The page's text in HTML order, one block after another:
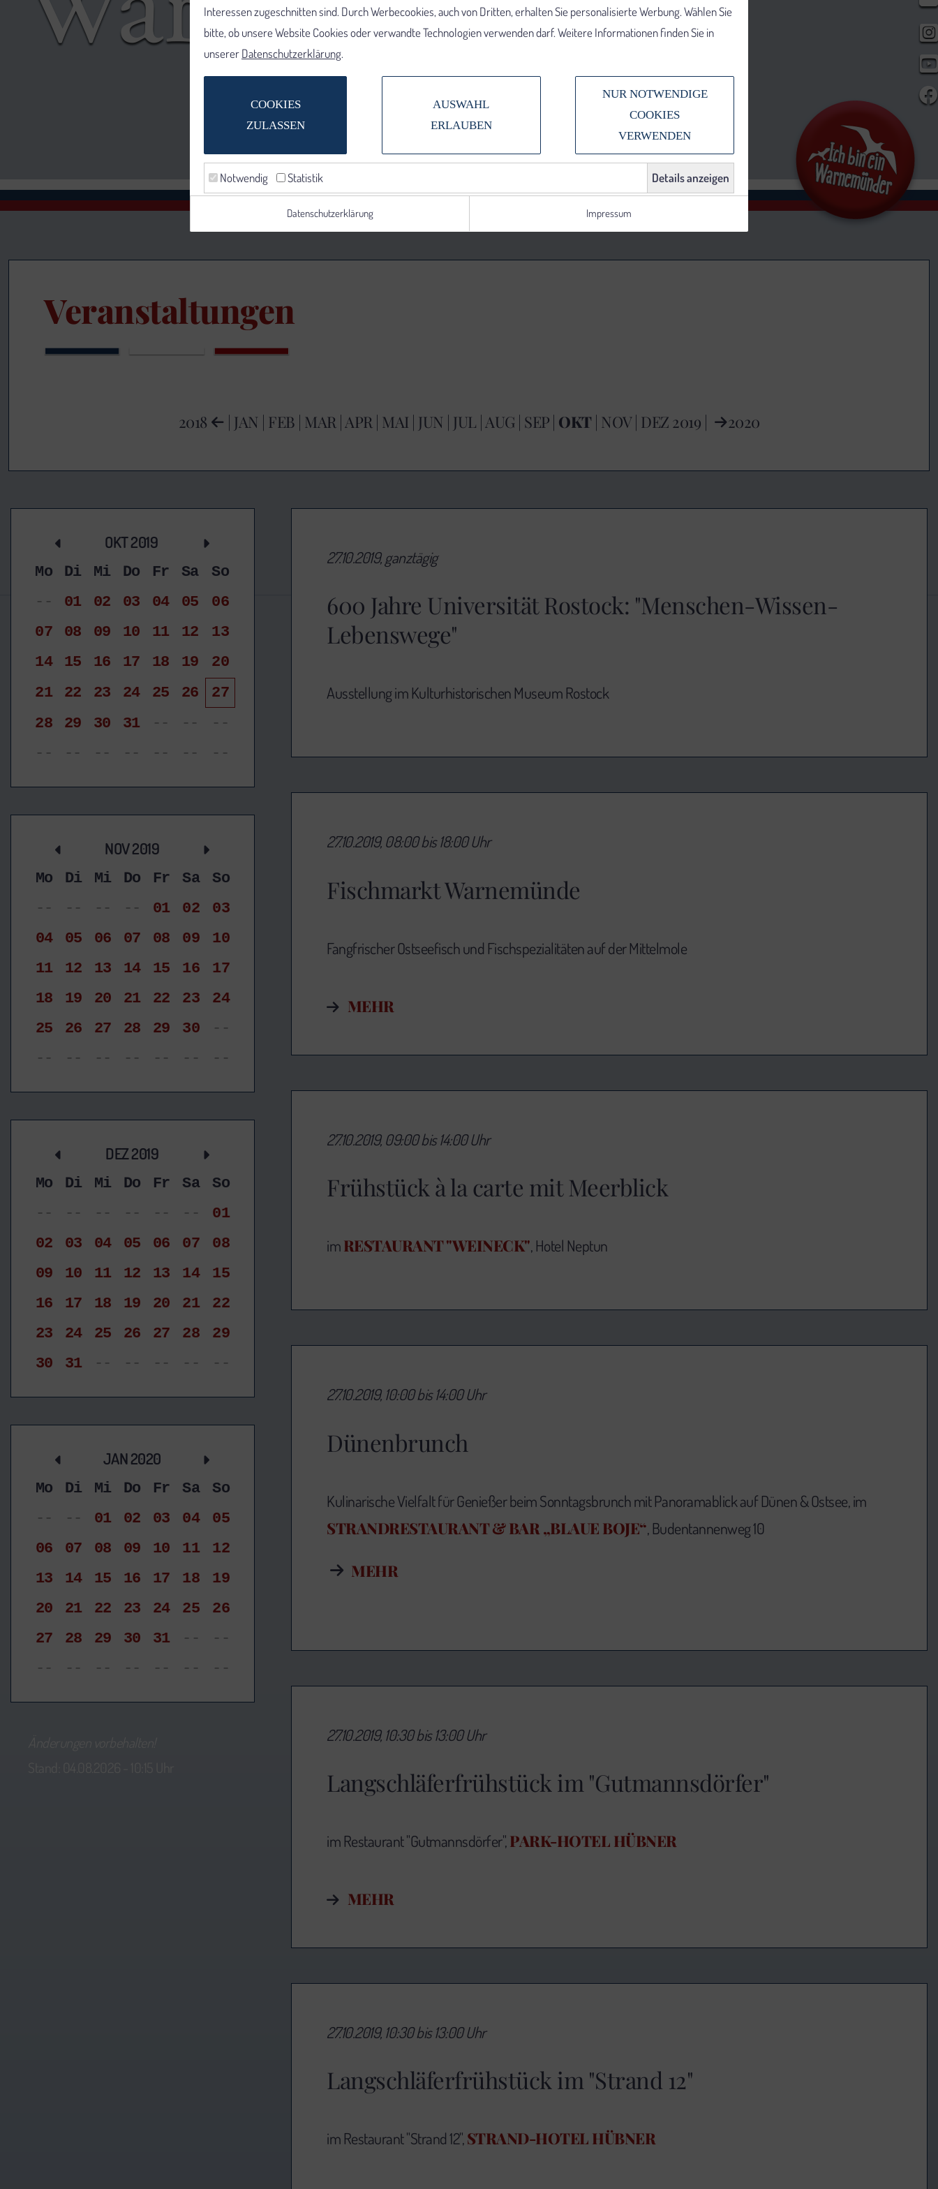
Veranstaltungen
2018 | JAN | FEB | MAR|APR| MAI | JUN | JUL |AUG | SEP| OKT| NOV| DEZ 2019 | 2020
OKT 2019
Mo Di Mi Do Fr Sa
So
--
01 02 03 04 05
06
07
08 09 10 11 12
13
14
15 16 17 18 19
20
21
22 23 24 25 26
27
28
29 30 31 -- --
--
--
-- -- -- -- -- --
NOV 2019
Mo Di Mi Do Fr Sa
So
--
-- -- -- 01 02
03
04
05 06 07 08 09
10
11
12 13 14 15 16
17
18
19 20 21 22 23
24
25
26 27 28 29 30
--
--
-- -- -- -- -- --
DEZ 2019
Mo Di Mi Do Fr Sa
So
--
-- -- -- -- --
01
02
03 04 05 06 07
08
09
10 11 12 13 14
15
16
17 18 19 20 21
22
23
24 25 26 27 28
29
30
31 -- -- -- -- --
JAN 2020
Mo Di Mi Do Fr Sa
So
--
-- 01 02 03 04
05
06
07 08 09 10 11
12
13
14 15 16 17 18
19
20
21 22 23 24 25
26
27
28 29 30 31 --
--
--
-- -- -- -- -- --
600 Jahre Universität Rostock: "Menschen-Wissen-
Lebenswege"
27.10.2019, ganztägig
Ausstellung im Kulturhistorischen Museum Rostock
Fischmarkt Warnemünde
27.10.2019, 08:00 bis 18:00 Uhr
Fangfrischer Ostseefisch und Fischspezialitäten auf der Mittelmole
MEHR
Frühstück à la carte mit Meerblick
27.10.2019, 09:00 bis 14:00 Uhr
imRESTAURANT "WEINECK", Hotel Neptun
Dünenbrunch
27.10.2019, 10:00 bis 14:00 Uhr
Kulinarische Vielfalt für Genießer beim Sonntagsbrunch mit Panoramablick auf Dünen & Ostsee, im
STRANDRESTAURANT & BAR „BLAUE BOJE“ , Budentannenweg 10
MEHR
Langschläferfrühstück im "Gutmannsdörfer"
27.10.2019, 10:30 bis 13:00 Uhr
im Restaurant "Gutmannsdörfer",PARK-HOTEL HÜBNER
MEHR
Langschläferfrühstück im "Strand 12"
27.10.2019, 10:30 bis 13:00 Uhr
im Restaurant "Strand 12",STRAND-HOTEL HÜBNER
Interessen zugeschnitten sind. Durch Werbecookies, auch von Dritten, erhalten Sie personalisierte Werbung. Wählen Sie
bitte, ob unsere Website Cookies oder verwandte Technologien verwenden darf. Weitere Informationen finden Sie in
unsererDatenschutzerklärung.
COOKIES
ZULASSEN
AUSWAHL
ERLAUBEN
NUR NOTWENDIGE
COOKIES
VERWENDEN
Notwendig Statistik Details anzeigen
Datenschutzerklärung Impressum